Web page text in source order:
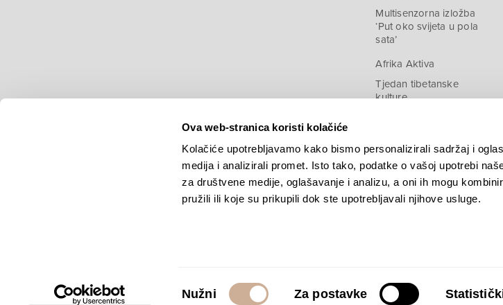
Ova web-stranica koristi kolačiće
Kolačiće upotrebljavamo kako bismo personalizirali sadržaj i
medija i analizirali promet. Isto tako, podatke o vašoj upotrebi
za društvene medije, oglašavanje i analizu, a oni ih mogu
pružili ili koje su prikupili dok ste upotrebljavali njihove usluge.
pristanka
Nužni Za postavke
Multisenzorna izložba
‘Put oko svijeta u pola
sata’
Afrika Aktiva
Tjedan tibetanske
kulture
Copyright © 2026.KEK